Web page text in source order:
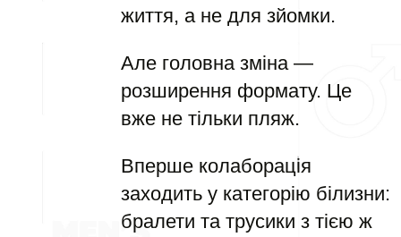
життя, а не для зйомки.
Але головна зміна —
розширення формату. Це
вже не тільки пляж.
Вперше колаборація
заходить у категорію білизни:
бралети та трусики з тією ж